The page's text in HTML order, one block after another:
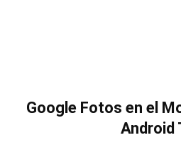
Google Fotos en el
Android